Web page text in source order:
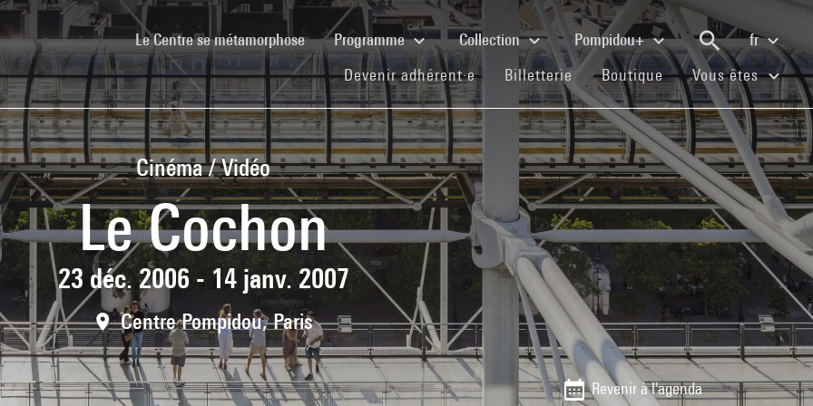
Le Centre se métamorphose(current)Programme Collection Pompidou+
fr
Devenir adhérent·e(current)Billetterie(current)Boutique(current)Vous êtes
Cinéma / Vidéo
Le Cochon
23 déc. 2006 - 14 janv. 2007
Centre Pompidou, Paris
Revenir à l'agenda